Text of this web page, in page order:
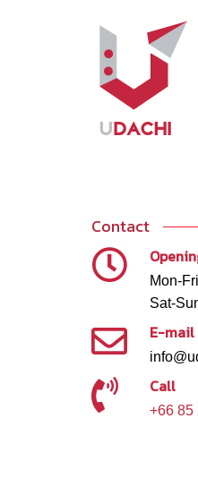
Contact
Mon-
Sat-
E-mail
Call
+66 85